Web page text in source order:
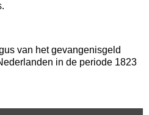
van het gevangenisgeld
in de periode 1823